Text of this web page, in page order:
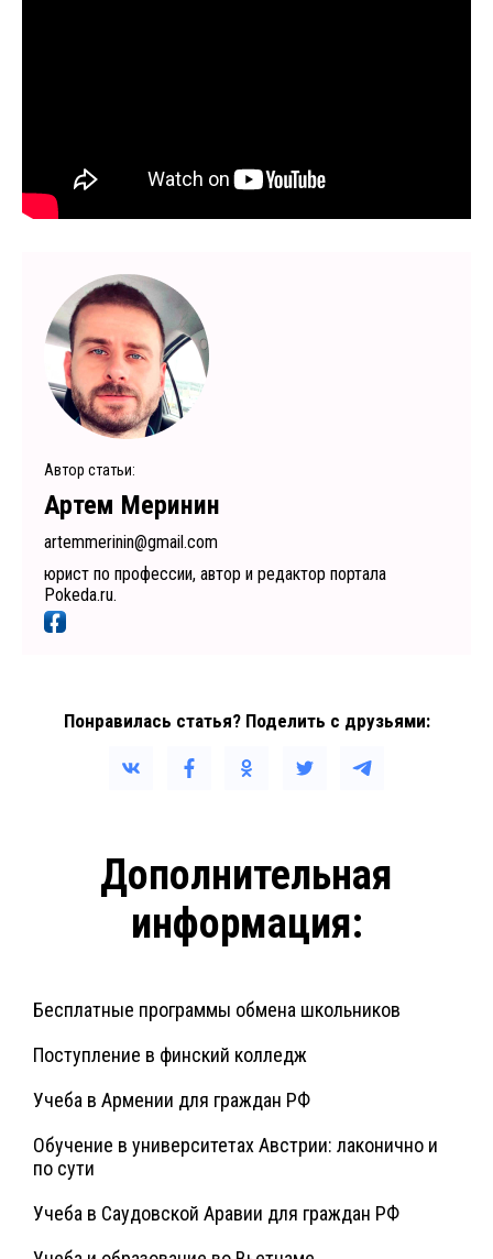
Автор статьи:
Артем Меринин
artemmerinin@gmail.com
юрист по профессии, автор и редактор портала
Pokeda.ru.
Понравилась статья? Поделить с друзьями:
Дополнительная
информация:
Бесплатные программы обмена школьников
Поступление в финский колледж
Учеба в Армении для граждан РФ
Обучение в университетах Австрии: лаконично и
по сути
Учеба в Саудовской Аравии для граждан РФ